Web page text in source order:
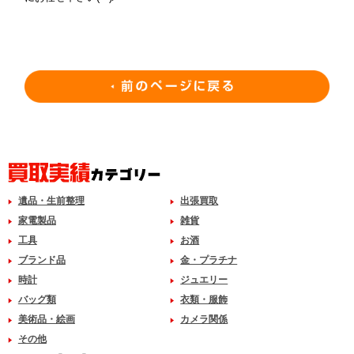
遺品・生前整理
出張買取
家電製品
雑貨
工具
お酒
ブランド品
金・プラチナ
時計
ジュエリー
バッグ類
衣類・服飾
美術品・絵画
カメラ関係
その他